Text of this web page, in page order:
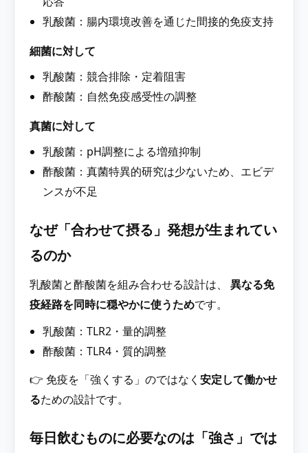
乳酸菌：腸内環境改善を通じた間接的免疫支持
細菌に対して
乳酸菌：競合排除・定着阻害
酢酸菌：自然免疫感受性の調整
真菌に対して
乳酸菌：pH調整による増殖抑制
酢酸菌：真菌特異的研究は少ないため、エビデ
ンスが不足
なぜ「合わせて摂る」発想が生まれてい
るのか
乳酸菌と酢酸菌を組み合わせる設計は、 異なる免
疫経路を同時に穏やかに使うためです。
乳酸菌：TLR2・量的調整
酢酸菌：TLR4・質的調整
👉 免疫を「強くする」のではなく 安定して働かせ
るための設計です。
毎日飲むものに必要なのは「強さ」では